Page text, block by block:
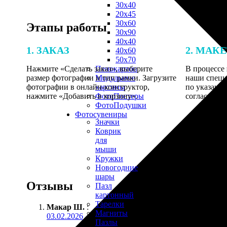
30х40
20х45
30х60
30х90
40х40
40х60
50х70
Пенокартон
Модульные
картины
ФотоПостеры
ФотоПодушки
Фотоcувениры
Значки
Коврик
для
мыши
Кружки
Новогодние
шары
Пазл
картонный
Тарелки
Магниты
Пазлы
Этапы работы
1. ЗАКАЗ
Нажмите «Сделать заказ», выберите
размер фотографии и тип рамки. Загрузите
фотографии в онлайн-конструктор,
нажмите «Добавить в корзину».
2.
В процессе
наши
по
Отзывы
Макар Ш. :
03.02.2026